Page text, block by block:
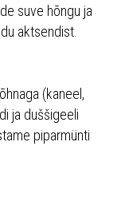
suve hõngu ja
aktsendist.
(kaneel,
ja duššigeeli
piparmünti